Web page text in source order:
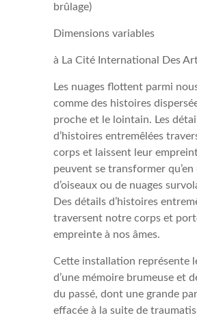
brûlage)
Dimensions variables
à La Cité International Des
Les nuages flottent parmi
comme des histoires
proche et le lointain. Les
d’histoires entremêlées
corps et laissent leur
peuvent se transformer qu’en
d’oiseaux ou de nuages
Des détails d’histoires
traversent notre corps et
empreinte à nos âmes.
Cette installation représente
d’une mémoire brumeuse et
du passé, dont une grande
effacée à la suite de